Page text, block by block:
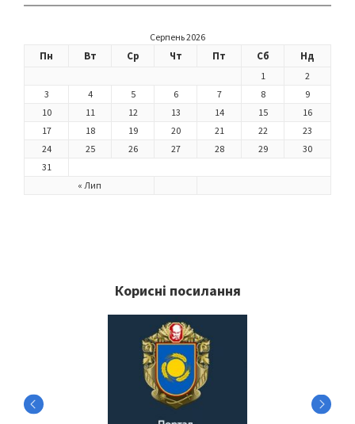
Серпень 2026
Пн Вт Ср Чт Пт Сб Нд
« Лип
1
2
3
4 5 6 7 8
9
10
11 12 13 14 15
16
17
18 19 20 21 22
23
24
25 26 27 28 29
30
31
Корисні посилання